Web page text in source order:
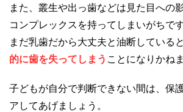
また、叢生や出っ歯などは見た目への
コンプレックスを持ってしまいがちです
まだ乳歯だから大丈夫と油断している
的に歯を失ってしまう ことになりかね
子どもが自分で判断できない間は、保
アしてあげましょう。